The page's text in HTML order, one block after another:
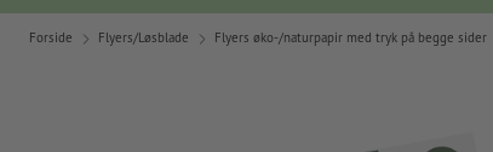
Forside Flyers/Løsblade Flyers øko-/naturpapir med tryk på begge sider